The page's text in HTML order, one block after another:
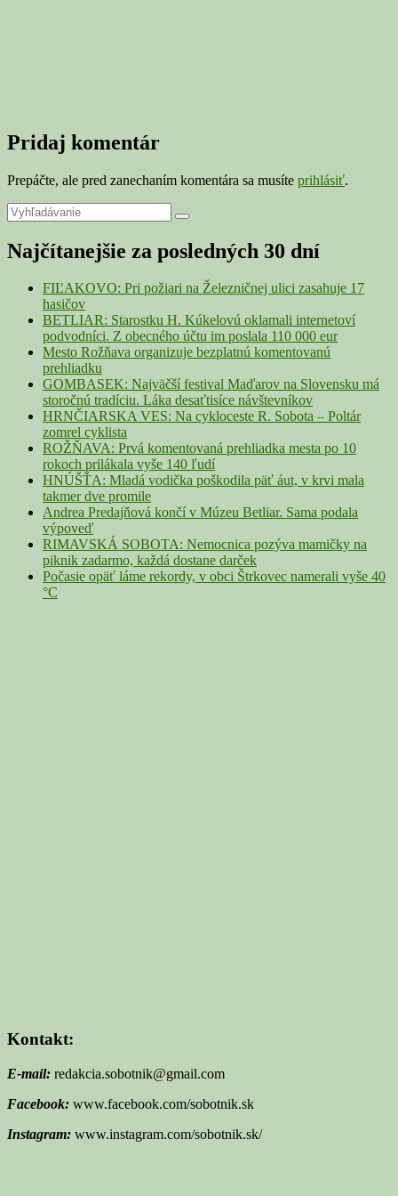
Pridaj komentár
Prepáčte, ale pred zanechaním komentára sa musíte prihlásiť.
Primary
Sidebar
Widget
Area
Search
for:
Search
Najčítanejšie za posledných 30 dní
FIĽAKOVO: Pri požiari na Železničnej ulici zasahuje 17
hasičov
BETLIAR: Starostku H. Kúkelovú oklamali internetoví
podvodníci. Z obecného účtu im poslala 110 000 eur
Mesto Rožňava organizuje bezplatnú komentovanú
prehliadku
GOMBASEK: Najväčší festival Maďarov na Slovensku má
storočnú tradíciu. Láka desaťtisíce návštevníkov
HRNČIARSKA VES: Na cykloceste R. Sobota – Poltár
zomrel cyklista
ROŽŇAVA: Prvá komentovaná prehliadka mesta po 10
rokoch prilákala vyše 140 ľudí
HNÚŠŤA: Mladá vodička poškodila päť áut, v krvi mala
takmer dve promile
Andrea Predajňová končí v Múzeu Betliar. Sama podala
výpoveď
RIMAVSKÁ SOBOTA: Nemocnica pozýva mamičky na
piknik zadarmo, každá dostane darček
Počasie opäť láme rekordy, v obci Štrkovec namerali vyše 40
°C
Kontakt:
E-mail: redakcia.sobotnik@gmail.com
Facebook: www.facebook.com/sobotnik.sk
Instagram: www.instagram.com/sobotnik.sk/